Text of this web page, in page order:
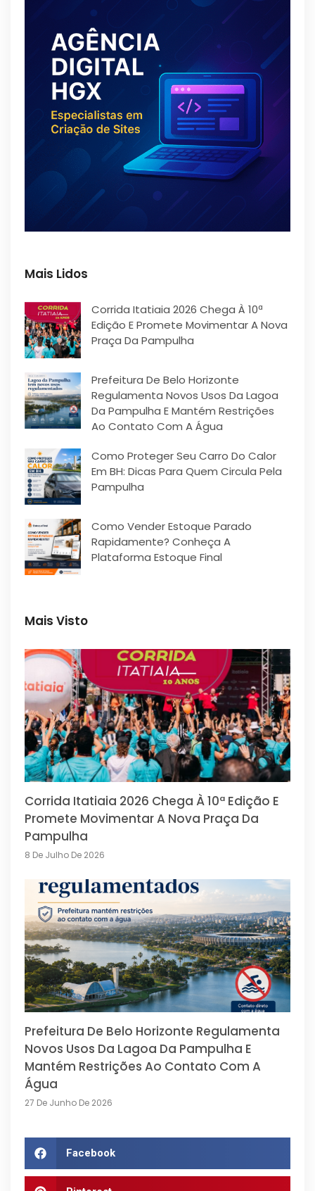
Mais Lidos
Corrida Itatiaia 2026 Chega À 10ª
Edição E Promete Movimentar A Nova
Praça Da Pampulha
Prefeitura De Belo Horizonte
Regulamenta Novos Usos Da Lagoa
Da Pampulha E Mantém Restrições
Ao Contato Com A Água
Como Proteger Seu Carro Do Calor
Em BH: Dicas Para Quem Circula Pela
Pampulha
Como Vender Estoque Parado
Rapidamente? Conheça A
Plataforma Estoque Final
Mais Visto
Corrida Itatiaia 2026 Chega À 10ª Edição E
Promete Movimentar A Nova Praça Da
Pampulha
8 De Julho De 2026
Prefeitura De Belo Horizonte Regulamenta
Novos Usos Da Lagoa Da Pampulha E
Mantém Restrições Ao Contato Com A
Água
27 De Junho De 2026
Facebook